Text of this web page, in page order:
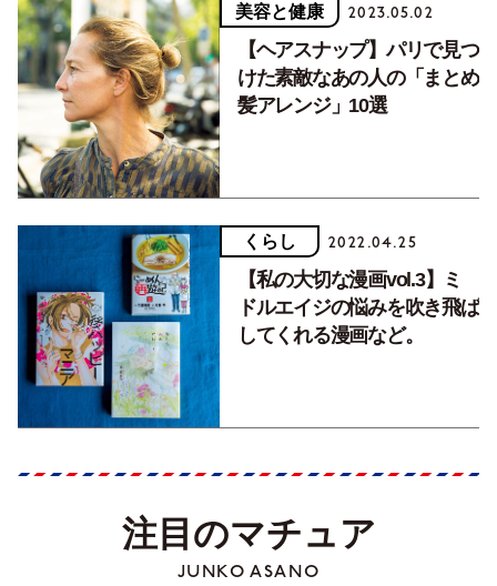
美容と健康 2023.05.02
【ヘアスナップ】パリで見つ
けた素敵なあの人の「まとめ
髪アレンジ」10選
くらし 2022.04.25
【私の大切な漫画vol.3】ミ
ドルエイジの悩みを吹き飛ば
してくれる漫画など。
注目のマチュア
JUNKO ASANO